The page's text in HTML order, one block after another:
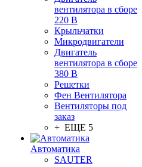
вентилятора в сборе
220 В
Крыльчатки
Микродвигатели
Двигатель
вентилятора в сборе
380 В
Решетки
Фен Вентилятора
Вентиляторы под
заказ
+ ЕЩЕ 5
Автоматика
SAUTER